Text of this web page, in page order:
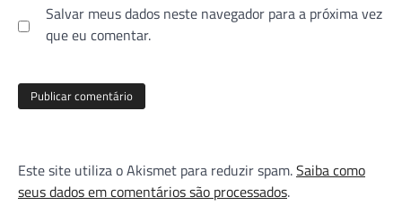
Salvar meus dados neste navegador para a próxima vez
que eu comentar.
Este site utiliza o Akismet para reduzir spam.Saiba como
seus dados em comentários são processados.